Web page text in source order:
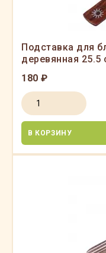
Подставка для
деревянная 25.5
180 ₽
В КОРЗИНУ